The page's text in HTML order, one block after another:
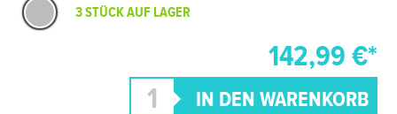
3 STÜCK AUF LAGER
142,99 €*